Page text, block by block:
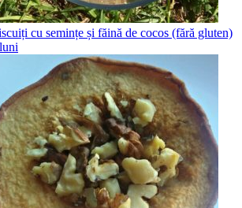
cu semințe și făină de cocos (fără gluten)
luni